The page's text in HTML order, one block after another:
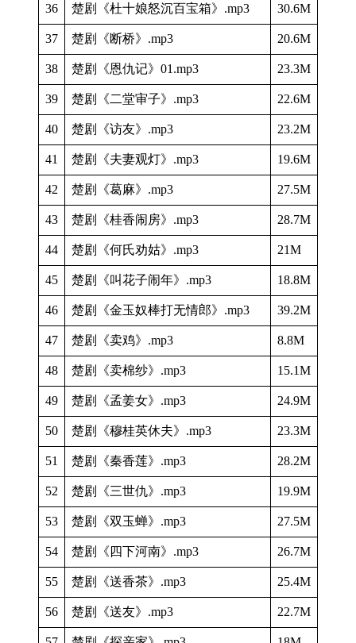
36 楚剧《杜十娘怒沉百宝箱》.mp3 30.6M
37 楚剧《断桥》.mp3 20.6M
38 楚剧《恩仇记》01.mp3 23.3M
39 楚剧《二堂审子》.mp3 22.6M
40 楚剧《访友》.mp3 23.2M
41 楚剧《夫妻观灯》.mp3 19.6M
42 楚剧《葛麻》.mp3 27.5M
43 楚剧《桂香闹房》.mp3 28.7M
44 楚剧《何氏劝姑》.mp3 21M
45 楚剧《叫花子闹年》.mp3 18.8M
46 楚剧《金玉奴棒打无情郎》.mp3 39.2M
47 楚剧《卖鸡》.mp3 8.8M
48 楚剧《卖棉纱》.mp3 15.1M
49 楚剧《孟姜女》.mp3 24.9M
50 楚剧《穆桂英休夫》.mp3 23.3M
51 楚剧《秦香莲》.mp3 28.2M
52 楚剧《三世仇》.mp3 19.9M
53 楚剧《双玉蝉》.mp3 27.5M
54 楚剧《四下河南》.mp3 26.7M
55 楚剧《送香茶》.mp3 25.4M
56 楚剧《送友》.mp3 22.7M